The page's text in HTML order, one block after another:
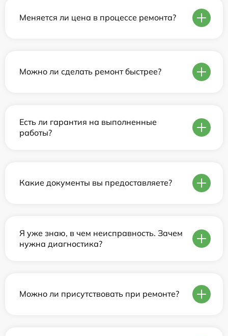
Меняется ли цена в процессе ремонта?
Можно ли сделать ремонт быстрее?
Есть ли гарантия на выполненные
работы?
Какие документы вы предоставляете?
Я уже знаю, в чем неисправность. Зачем
нужна диагностика?
Можно ли присутствовать при ремонте?